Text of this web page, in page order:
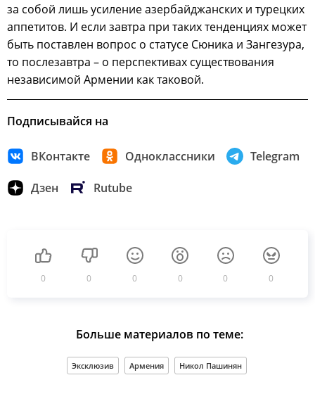
за собой лишь усиление азербайджанских и турецких
аппетитов. И если завтра при таких тенденциях может
быть поставлен вопрос о статусе Сюника и Зангезура,
то послезавтра – о перспективах существования
независимой Армении как таковой.
Подписывайся на
ВКонтакте Одноклассники Telegram
Дзен Rutube
0 0 0 0 0 0
Больше материалов по теме:
Эксклюзив Армения Никол Пашинян